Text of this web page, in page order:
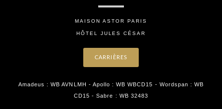
MAISON ASTOR PARIS
HÔTEL JULES CÉSAR
CARRIÈRES
Amadeus : WB AVNLMH - Apollo : WB WBCD15 - Wordspan : WB
CD15 - Sabre : WB 32483